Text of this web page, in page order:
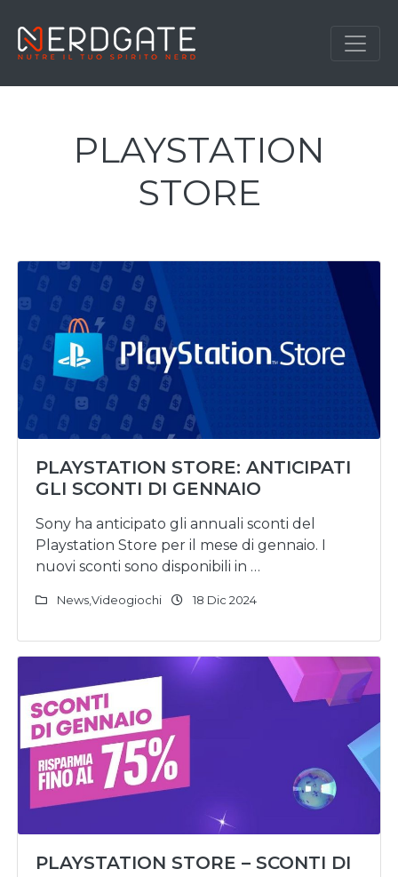
PLAYSTATION
STORE
PLAYSTATION STORE: ANTICIPATI
GLI SCONTI DI GENNAIO
Sony ha anticipato gli annuali sconti del
Playstation Store per il mese di gennaio. I
nuovi sconti sono disponibili in …
NewsVideogiochi 18 Dic 2024
PLAYSTATION STORE – SCONTI DI